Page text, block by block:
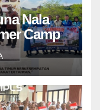
Nala
Camp